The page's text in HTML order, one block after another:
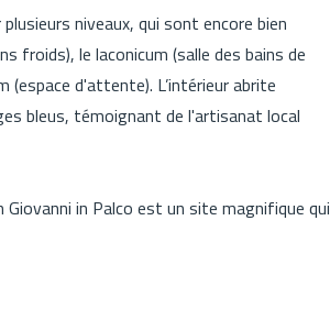
niveaux, qui sont encore bien
froids), le laconicum (salle des bains de
(espace d'attente). L’intérieur abrite
bleus, témoignant de l'artisanat local
Giovanni in Palco est un site magnifique qui